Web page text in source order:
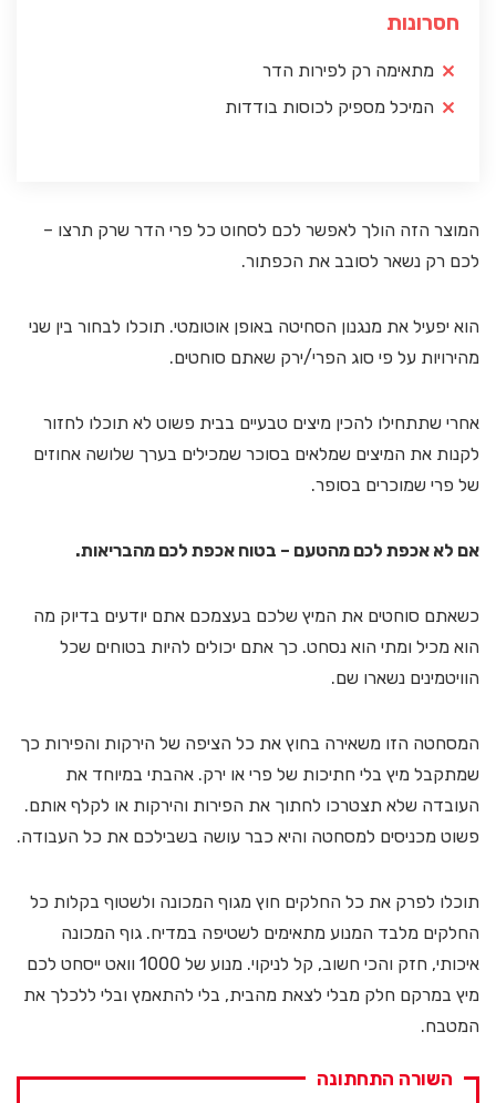
חסרונות
מתאימה רק לפירות הדר
המיכל מספיק לכוסות בודדות
המוצר הזה הולך לאפשר לכם לסחוט כל פרי הדר שרק תרצו –
לכם רק נשאר לסובב את הכפתור.
הוא יפעיל את מנגנון הסחיטה באופן אוטומטי. תוכלו לבחור בין שני
מהירויות על פי סוג הפרי/ירק שאתם סוחטים.
אחרי שתתחילו להכין מיצים טבעיים בבית פשוט לא תוכלו לחזור
לקנות את המיצים שמלאים בסוכר שמכילים בערך שלושה אחוזים
של פרי שמוכרים בסופר.
אם לא אכפת לכם מהטעם – בטוח אכפת לכם מהבריאות.
כשאתם סוחטים את המיץ שלכם בעצמכם אתם יודעים בדיוק מה
הוא מכיל ומתי הוא נסחט. כך אתם יכולים להיות בטוחים שכל
הוויטמינים נשארו שם.
המסחטה הזו משאירה בחוץ את כל הציפה של הירקות והפירות כך
שמתקבל מיץ בלי חתיכות של פרי או ירק. אהבתי במיוחד את
העובדה שלא תצטרכו לחתוך את הפירות והירקות או לקלף אותם.
פשוט מכניסים למסחטה והיא כבר עושה בשבילכם את כל העבודה.
תוכלו לפרק את כל החלקים חוץ מגוף המכונה ולשטוף בקלות כל
החלקים מלבד המנוע מתאימים לשטיפה במדיח. גוף המכונה
איכותי, חזק והכי חשוב, קל לניקוי. מנוע של 1000 וואט ייסחט לכם
מיץ במרקם חלק מבלי לצאת מהבית, בלי להתאמץ ובלי ללכלך את
המטבח.
השורה התחתונה